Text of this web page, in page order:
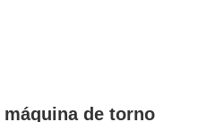
de torno